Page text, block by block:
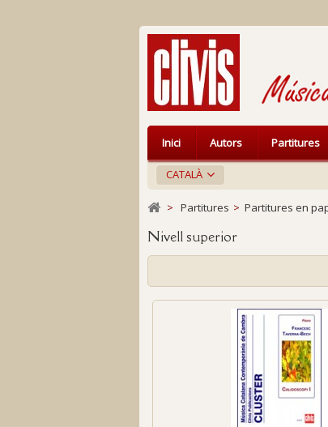
CATALÀ
Inici Autors Partitures
> Partitures > Partitures en
Nivell superior